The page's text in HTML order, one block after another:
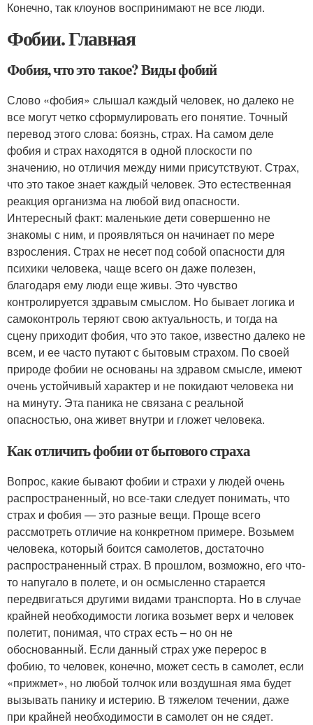
Конечно, так клоунов воспринимают не все люди.
Фобии. Главная
Фобия, что это такое? Виды фобий
Слово «фобия» слышал каждый человек, но далеко не
все могут четко сформулировать его понятие. Точный
перевод этого слова: боязнь, страх. На самом деле
фобия и страх находятся в одной плоскости по
значению, но отличия между ними присутствуют. Страх,
что это такое знает каждый человек. Это естественная
реакция организма на любой вид опасности.
Интересный факт: маленькие дети совершенно не
знакомы с ним, и проявляться он начинает по мере
взросления. Страх не несет под собой опасности для
психики человека, чаще всего он даже полезен,
благодаря ему люди еще живы. Это чувство
контролируется здравым смыслом. Но бывает логика и
самоконтроль теряют свою актуальность, и тогда на
сцену приходит фобия, что это такое, известно далеко не
всем, и ее часто путают с бытовым страхом. По своей
природе фобии не основаны на здравом смысле, имеют
очень устойчивый характер и не покидают человека ни
на минуту. Эта паника не связана с реальной
опасностью, она живет внутри и гложет человека.
Как отличить фобии от бытового страха
Вопрос, какие бывают фобии и страхи у людей очень
распространенный, но все-таки следует понимать, что
страх и фобия — это разные вещи. Проще всего
рассмотреть отличие на конкретном примере. Возьмем
человека, который боится самолетов, достаточно
распространенный страх. В прошлом, возможно, его что-
то напугало в полете, и он осмысленно старается
передвигаться другими видами транспорта. Но в случае
крайней необходимости логика возьмет верх и человек
полетит, понимая, что страх есть – но он не
обоснованный. Если данный страх уже перерос в
фобию, то человек, конечно, может сесть в самолет, если
«прижмет», но любой толчок или воздушная яма будет
вызывать панику и истерию. В тяжелом течении, даже
при крайней необходимости в самолет он не сядет.